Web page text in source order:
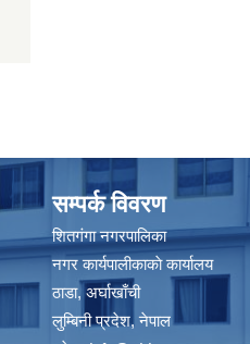
सम्पर्क विवरण
शितगंगा नगरपालिका
नगर कार्यपालीकाकाे कार्यालय
ठाडा, अर्घाखाँची
लुम्बिनी प्रदेश, नेपाल